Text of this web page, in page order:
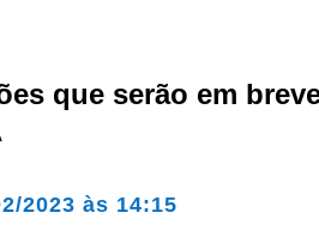
que serão em
2023 às 14:15